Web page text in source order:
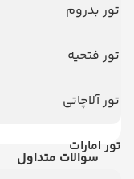
تور بدروم
تور فتحیه
تور آلاچاتی
تور امارات
سوالات متداول